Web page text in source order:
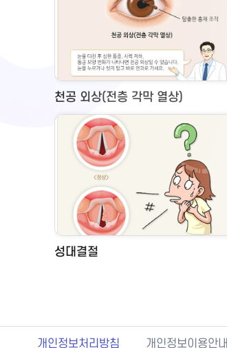
천공 외상(전층 각막 열상)
성대결절
개인정보처리방침 개인정보이용안내